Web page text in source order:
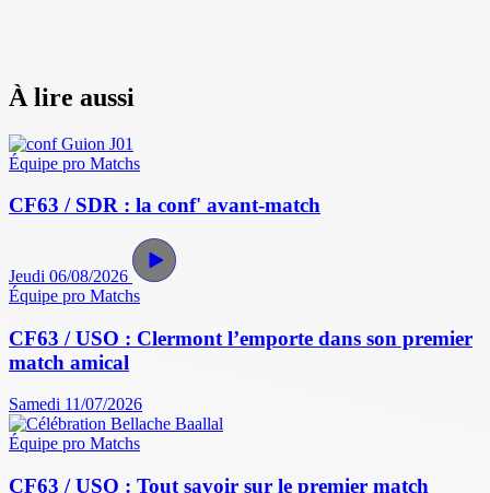
À lire aussi
Équipe pro Matchs
CF63 / SDR : la conf' avant-match
Jeudi 06/08/2026
Équipe pro Matchs
CF63 / USO : Clermont l’emporte dans son premier
match amical
Samedi 11/07/2026
Équipe pro Matchs
CF63 / USO : Tout savoir sur le premier match